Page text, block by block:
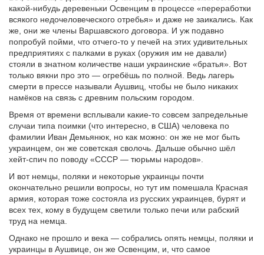
какой-нибудь деревеньки Освенцим в процессе «переработки
всякого недочеловеческого отребья» и даже не заикались. Как
же, они же члены Варшавского договора. И уж подавно
попробуй пойми, что отчего-то у печей на этих удивительных
предприятиях с палками в руках (оружия им не давали)
стояли в знатном количестве наши украинские «братья». Вот
только вякни про это — огребёшь по полной. Ведь лагерь
смерти в прессе называли Аушвиц, чтобы не было никаких
намёков на связь с древним польским городом.
Время от времени всплывали какие-то совсем запредельные
случаи типа поимки (что интересно, в США) человека по
фамилии Иван Демьянюк, но как можно: он же не мог быть
украинцем, он же советская сволочь. Дальше обычно шёл
хейт-спич по поводу «СССР — тюрьмы народов».
И вот немцы, поляки и некоторые украинцы почти
окончательно решили вопросы, но тут им помешала Красная
армия, которая тоже состояла из русских украинцев, бурят и
всех тех, кому в будущем светили только печи или рабский
труд на немца.
Однако не прошло и века — собрались опять немцы, поляки и
украинцы в Аушвице, он же Освенцим, и, что самое